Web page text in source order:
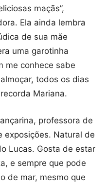
maçãs”,
Ela ainda lembra
de sua mãe
uma garotinha
me conhece sabe
todos os dias
Mariana.
professora de
exposições. Natural de
Lucas. Gosta de estar
e sempre que pode
de mar, mesmo que